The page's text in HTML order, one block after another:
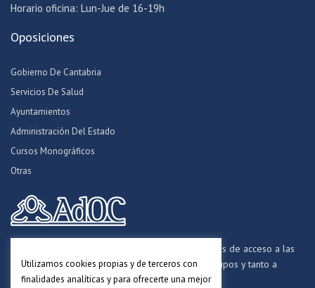
Horario oficina: Lun-Jue de 16-19h
Oposiciones
Gobierno De Cantabria
Servicios De Salud
Ayuntamientos
Administración Del Estado
Cursos Monográficos
Otras
Formamos opositores para los procesos selectivos de acceso a las
distintas Administraciones Públicas, a todos los grupos y tanto a
personal funcionario, laboral y estatutario.
Utilizamos cookies propias y de terceros con
finalidades analíticas y para ofrecerte una mejor